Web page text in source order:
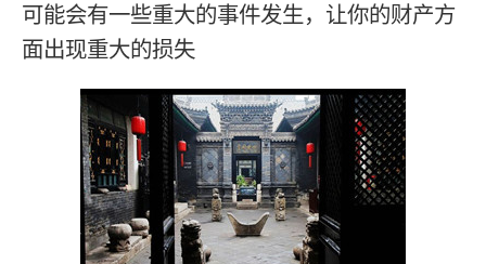
可能会有一些重大的事件发生，让你的财产方
面出现重大的损失